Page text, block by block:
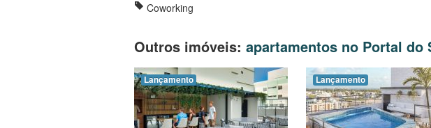
Coworking
Outros imóveis: apartamentos no Portal do
Lançamento Lançamento